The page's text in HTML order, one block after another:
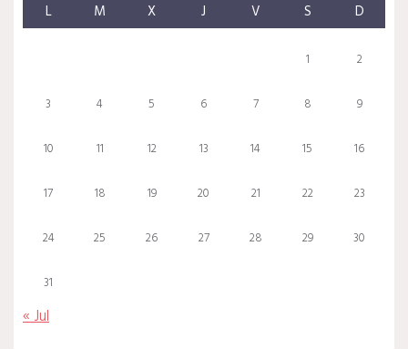
L M X J V S D
1 2
3 4 5 6 7 8 9
10 11 12 13 14 15 16
17 18 19 20 21 22 23
24 25 26 27 28 29 30
31
« Jul